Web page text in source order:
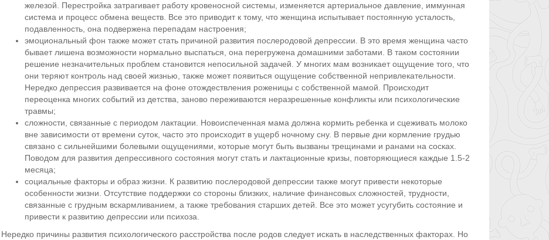
железой. Перестройка затрагивает работу кровеносной системы, изменяется артериальное давление, иммунная
система и процесс обмена веществ. Все это приводит к тому, что женщина испытывает постоянную усталость,
подавленность, она подвержена перепадам настроения;
эмоциональный фон также может стать причиной развития послеродовой депрессии. В это время женщина часто
бывает лишена возможности нормально выспаться, она перегружена домашними заботами. В таком состоянии
решение незначительных проблем становится непосильной задачей. У многих мам возникает ощущение того, что
они теряют контроль над своей жизнью, также может появиться ощущение собственной непривлекательности.
Нередко депрессия развивается на фоне отождествления роженицы с собственной мамой. Происходит
переоценка многих событий из детства, заново переживаются неразрешенные конфликты или психологические
травмы;
сложности, связанные с периодом лактации. Новоиспеченная мама должна кормить ребенка и сцеживать молоко
вне зависимости от времени суток, часто это происходит в ущерб ночному сну. В первые дни кормление грудью
связано с сильнейшими болевыми ощущениями, которые могут быть вызваны трещинами и ранами на сосках.
Поводом для развития депрессивного состояния могут стать и лактационные кризы, повторяющиеся каждые 1.5-2
месяца;
социальные факторы и образ жизни. К развитию послеродовой депрессии также могут привести некоторые
особенности жизни. Отсутствие поддержки со стороны близких, наличие финансовых сложностей, трудности,
связанные с грудным вскармливанием, а также требования старших детей. Все это может усугубить состояние и
привести к развитию депрессии или психоза.
Нередко причины развития психологического расстройства после родов следует искать в наследственных факторах. Но